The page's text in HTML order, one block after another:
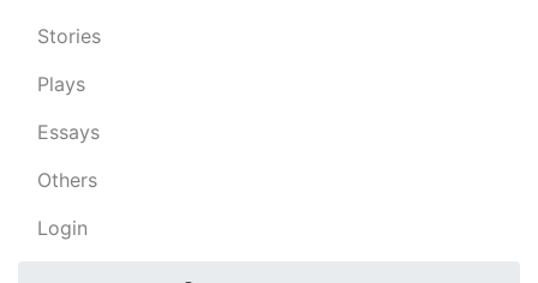
Stories
Plays
Essays
Others
Login